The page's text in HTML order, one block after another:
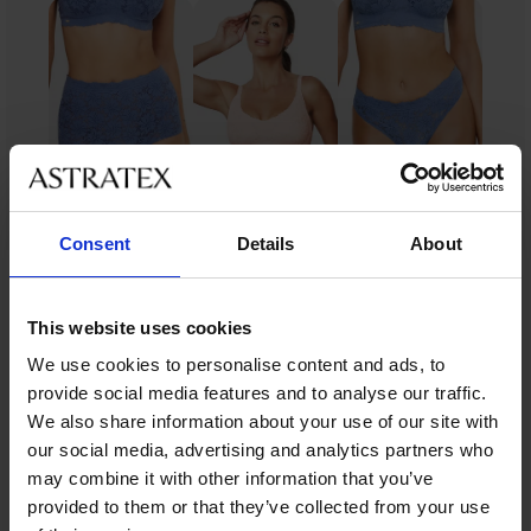
Consent Details About
This website uses cookies
We use cookies to personalise content and ads, to
provide social media features and to analyse our traffic.
We also share information about your use of our site with
our social media, advertising and analytics partners who
may combine it with other information that you’ve
provided to them or that they’ve collected from your use
-40%
4,8
-25 % ALL25
4,7
Podprsenka
-25 % ALL25
4,94,8
-25 % ALL25
4,9
-40%
4,94,7